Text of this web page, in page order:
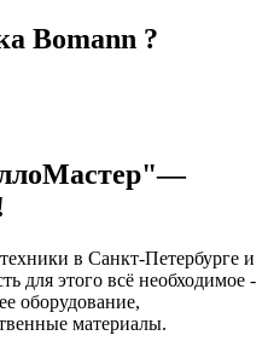
Bomann ?
в Санкт-Петербурге и
для этого всё необходимое -
оборудование,
материалы.